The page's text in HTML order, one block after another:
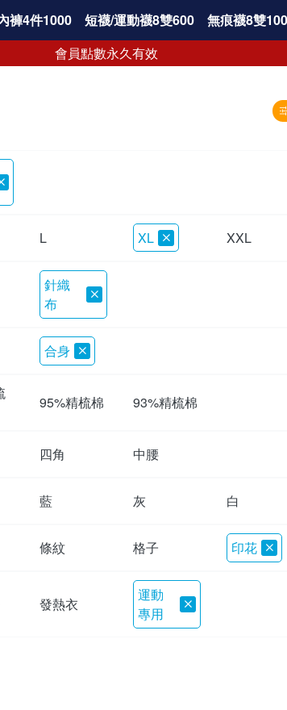
褲4件1000 短襪/運動襪8雙600 無痕襪8雙
會員點數永久有效
L XL XXL
針織
布
合身
95%精梳棉 93%精梳棉
四角 中腰
藍 灰 白
條紋 格子 印花
發熱衣
運動
專用